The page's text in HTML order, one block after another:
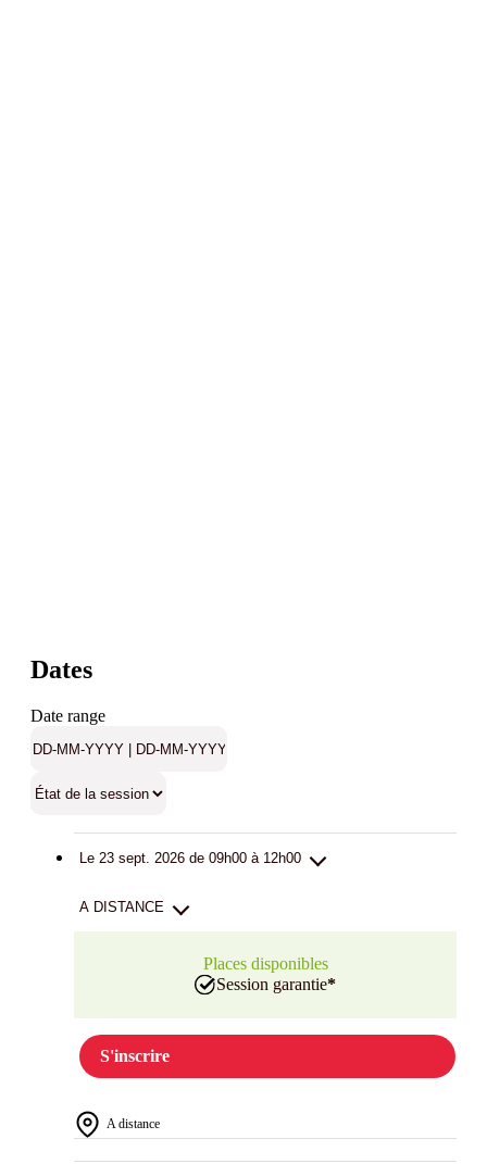
Dates
Date range
Le 23 sept. 2026 de 09h00 à 12h00
A DISTANCE
Places disponibles
Session garantie*
S'inscrire
A distance